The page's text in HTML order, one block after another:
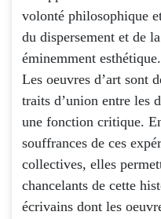
volonté philosophique
du dispersement et de
éminemment esthétique.
Les oeuvres d’art sont
traits d’union entre les
une fonction critique.
souffrances de ces
collectives, elles
chancelants de cette
écrivains dont les